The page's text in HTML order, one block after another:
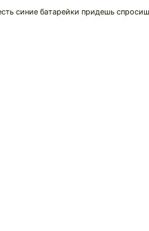
синие батарейки придешь